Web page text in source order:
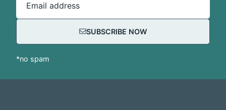
Email address
SUBSCRIBE NOW
*no spam